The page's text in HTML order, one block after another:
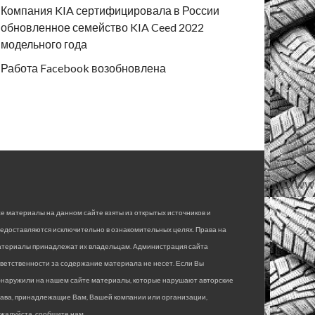
Компания KIA сертифицировала в России
обновленное семейство KIA Ceed 2022
модельного года
Работа Facebook возобновлена
материалы на данном сайте взяты из открытых источников и
исключительно в ознакомительных целях. Права на
принадлежат их владельцам. Администрация сайта
за содержание материала не несет. Если Вы
на нашем сайте материалы, которые нарушают авторские
принадлежащие Вам, Вашей компании или организации,